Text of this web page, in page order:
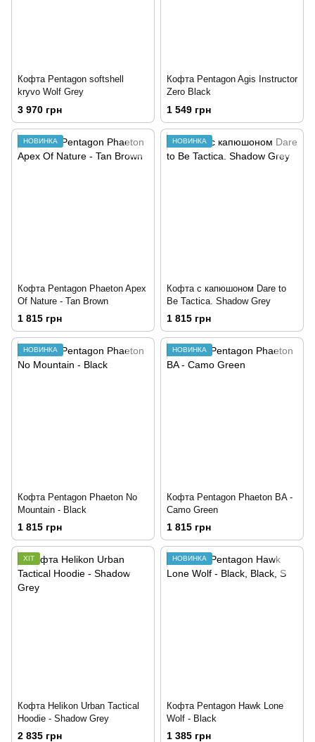
Кофта Pentagon softshell
kryvo Wolf Grey
3 970 грн
Кофта Pentagon Agis Instructor
Zero Black
1 549 грн
НОВИНКА
Кофта Pentagon Phaeton Apex
Of Nature - Tan Brown
1 815 грн
НОВИНКА
Кофта с капюшоном Dare to
Be Tactica. Shadow Grey
1 815 грн
НОВИНКА
Кофта Pentagon Phaeton No
Mountain - Black
1 815 грн
НОВИНКА
Кофта Pentagon Phaeton BA -
Camo Green
1 815 грн
ХІТ
Кофта Helikon Urban Tactical
Hoodie - Shadow Grey
2 835 грн
НОВИНКА
Кофта Pentagon Hawk Lone
Wolf - Black
1 385 грн